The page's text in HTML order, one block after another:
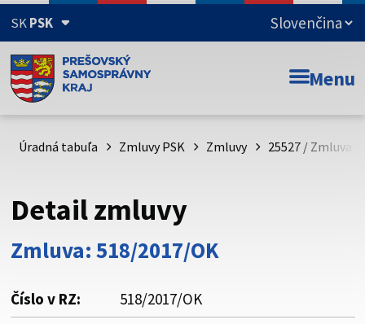
SKPSK
Doména psk.sk je oficiálna
Toto je oficiálna webová stránka Prešovského
psk.sk.
Buďte pozorní a vždy sa uistite, že zdieľate informácie iba
cez zabezpečenú webovú stránku. Zabezpečená stránka
vždy začína https:// pred názvom domény webového sídla.
Menu
Úradná tabuľa Zmluvy PSK Zmluvy 25527 / Zmluva
Detail zmluvy
Zmluva: 518/2017/OK
Číslo v RZ:
518/2017/OK